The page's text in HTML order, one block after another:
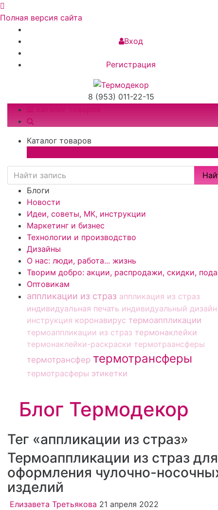
Полная версия сайта
Вход
Регистрация
8 (953) 011-22-15
Каталог товаров
Блоги
Новости
Идеи, советы, МК, инструкции
Маркетинг и бизнес
Технологии и производство
Дизайны
О нас: люди, работа... жизнь
Творим добро: акции, распродажи, скидки,
Оптовикам
аппликации из страз аппликация из страз
индивидуальная печать индивидуальный дизайн
инструкция коронавирус термоаппликации
термоаппликации из страз термонаклейки
термонаклейки-раскраски термотраансферы
термотрансфер термотрансферы
термотрасферы этикетки
Блог Термодекор
Тег «аппликации из страз»
Термоаппликации из страз для
оформления чулочно-
изделий
Елизавета Третьякова 21 апреля 2022